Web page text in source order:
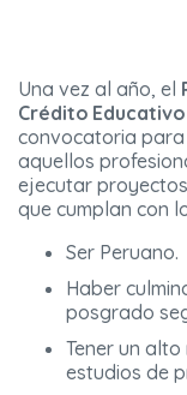
Una vez al año, el
Crédito Educativo
convocatoria
aquellos
ejecutar
que cumplan con
Ser Peruano.
Haber
posgrado
Tener un
estudios de